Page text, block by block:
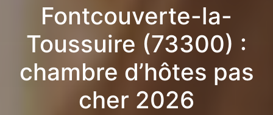
Fontcouverte-la-
Toussuire (73300) :
chambre d’hôtes pas
cher 2026